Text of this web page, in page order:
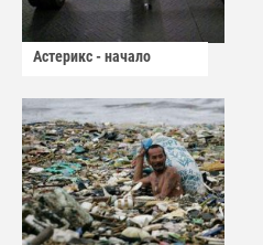
Астерикс - начало